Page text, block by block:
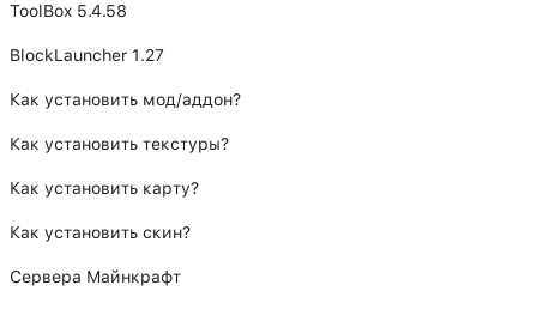
ToolBox 5.4.58
BlockLauncher 1.27
Как установить мод/аддон?
Как установить текстуры?
Как установить карту?
Как установить скин?
Сервера Майнкрафт